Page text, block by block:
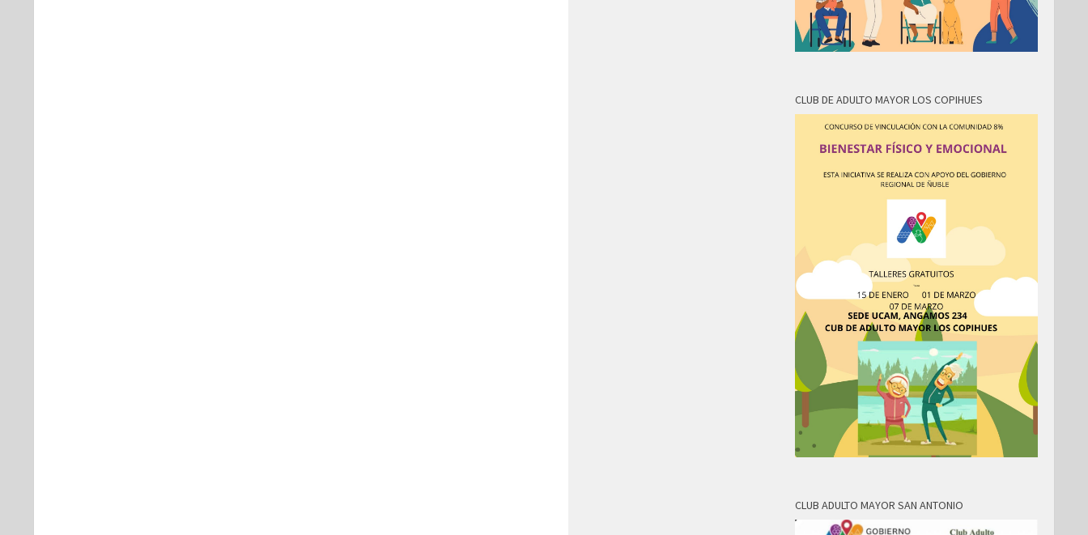
CLUB DE ADULTO MAYOR LOS COPIHUES
CLUB ADULTO MAYOR SAN ANTONIO